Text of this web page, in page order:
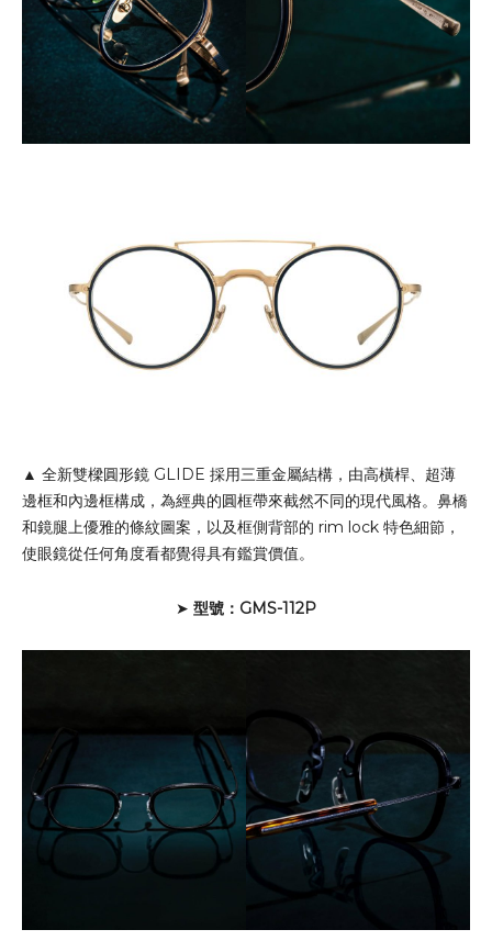
▲ 全新雙樑圓形鏡 GLIDE 採用三重金屬結構，由高橫桿、超薄
邊框和內邊框構成，為經典的圓框帶來截然不同的現代風格。鼻橋
和鏡腿上優雅的條紋圖案，以及框側背部的 rim lock 特色細節，
使眼鏡從任何角度看都覺得具有鑑賞價值。
➤ 型號：GMS-112P